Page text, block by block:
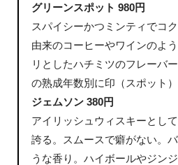
グリーンスポット 980円
スパイシーかつミンティでコ
由来のコーヒーやワインのよ
リとしたハチミツのフレーバ
の熟成年数別に印（スポット
ジェムソン 380円
アイリッシュウィスキーとし
誇る。スムースで癖がない。
うな香り。ハイボールやジン